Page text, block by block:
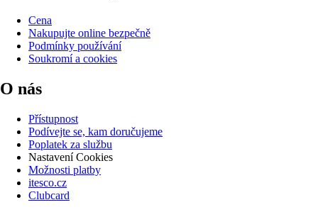
Cena
Nakupujte online bezpečně
Podmínky používání
Soukromí a cookies
O nás
Přístupnost
Podívejte se, kam doručujeme
Poplatek za službu
Nastavení Cookies
Možnosti platby
itesco.cz
Clubcard